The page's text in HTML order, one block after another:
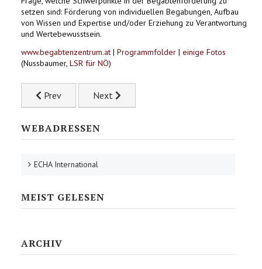
setzen sind: Förderung von individuellen Begabungen, Aufbau
von Wissen und Expertise und/oder Erziehung zu Verantwortung
und Wertebewusstsein.
www.begabtenzentrum.at | Programmfolder | einige Fotos
(Nussbaumer, LSR für NÖ)
Previous article: Landeskoordinatorinnen
Prev Next article: ECHA-Fachtagung St. Pölten
Next
WEBADRESSEN
ECHA International
MEIST GELESEN
ARCHIV